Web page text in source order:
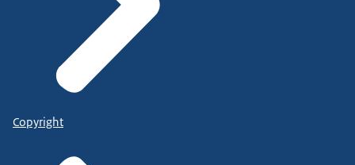
Copyright